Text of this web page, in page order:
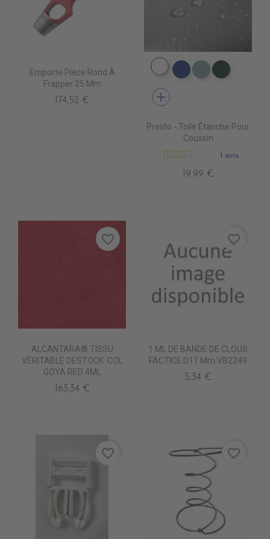
Emporte Pièce Rond À
Frapper 25 Mm
174,52 €
DW0001 NAVY
DW0005 ROYAL
DW0009DW0002
add
Presto - Toile Étanche Pour
Coussin
1 avis
19,99 €
ALCANTARA® TISSU
VÉRITABLE DESTOCK. COL
GOYA RED 4ML
163,34 €
favorite_border
1 ML DE BANDE DE CLOUS
FACTICE D11 Mm VB2249
5,34 €
favorite_border
favorite_border favorite_border